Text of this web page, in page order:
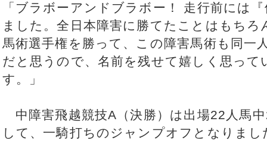
「ブラボーアンドブラボー！ 走行前には
ました。全日本障害に勝てたことはもち
馬術選手権を勝って、この障害馬術も同一
だと思うので、名前を残せて嬉しく思って
す。」
中障害飛越競技A（決勝）は出場22人馬
して、一騎打ちのジャンプオフとなりま